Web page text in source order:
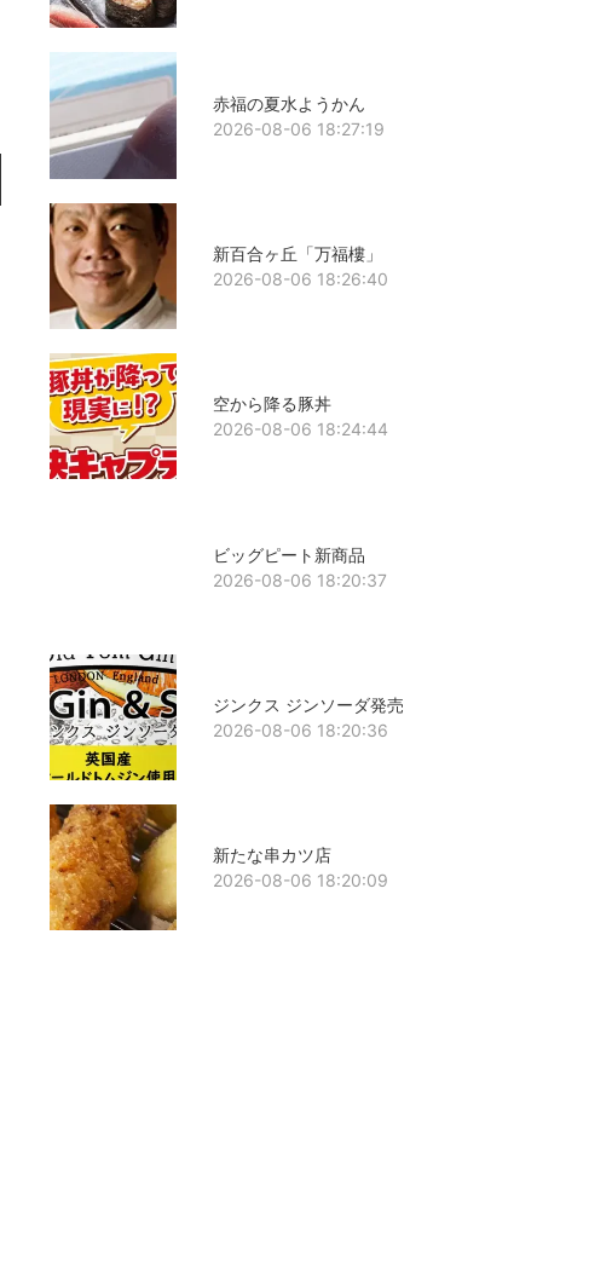
赤福の夏水ようかん
2026-08-06 18:27:19
新百合ヶ丘「万福樓」
2026-08-06 18:26:40
空から降る豚丼
2026-08-06 18:24:44
ビッグピート新商品
2026-08-06 18:20:37
ジンクス ジンソーダ発売
2026-08-06 18:20:36
新たな串カツ店
2026-08-06 18:20:09